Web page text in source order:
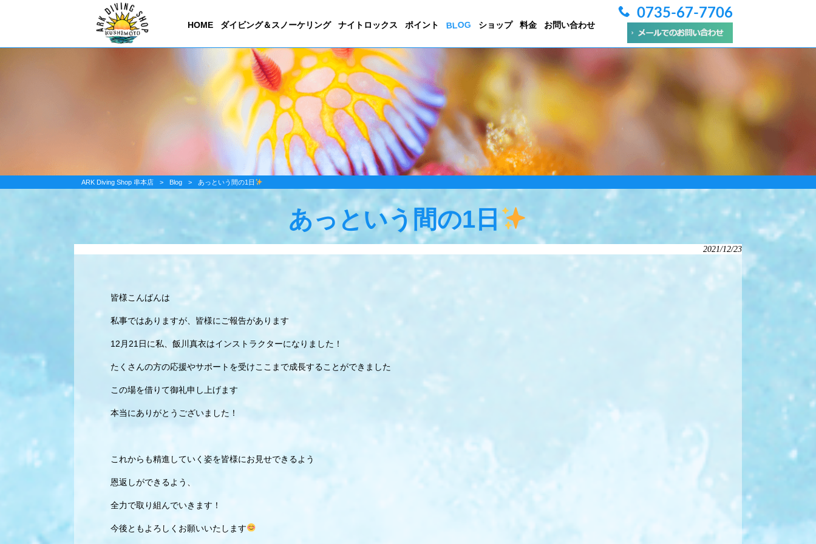
HOME ダイビング＆スノーケリング ナイトロックス ポイント BLOG ショップ 料金 お問い合わせ
0735-67-7706
ARK Diving Shop 串本店 > Blog > あっという間の1日
あっという間の1日
2021/12/23
皆様こんばんは
私事ではありますが、皆様にご報告があります
12月21日に私、飯川真衣はインストラクターになりました！
たくさんの方の応援やサポートを受けここまで成長することができました
この場を借りて御礼申し上げます
本当にありがとうございました！
これからも精進していく姿を皆様にお見せできるよう
恩返しができるよう、
全力で取り組んでいきます！
今後ともよろしくお願いいたします